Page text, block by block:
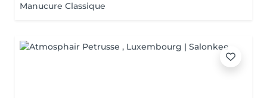
Manucure Classique